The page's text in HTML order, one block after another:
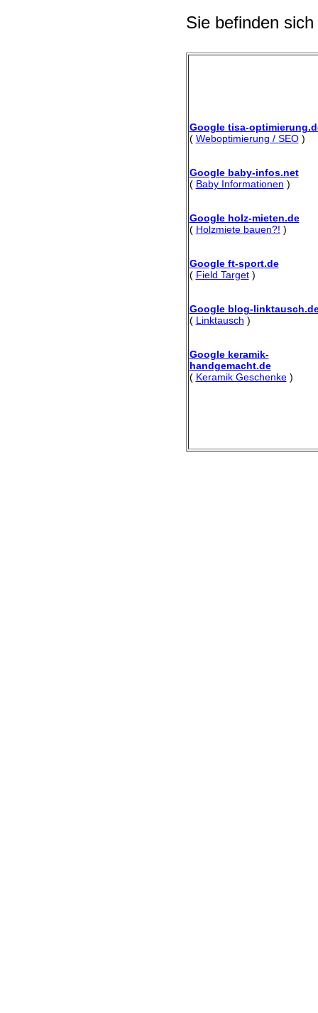
Sie befinden
Google tisa-
( Weboptimierung / SEO)
Google baby-infos.net
( Baby Informationen )
Google holz-mieten.de
( Holzmiete bauen?! )
Google ft-sport.de
( Field Target)
Google blog-
( Linktausch )
Google keramik-
handgemacht.de
( Keramik Geschenke)